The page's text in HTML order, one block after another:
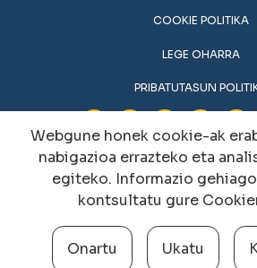
COOKIE POLITIKA
LEGE OHARRA
PRIBATUTASUN
Cookien konfigurazioa aldatu
Webgune honek cookie-ak
nabigazioa errazteko eta
egiteko. Informazio
kontsultatu gure
Onartu Ukatu